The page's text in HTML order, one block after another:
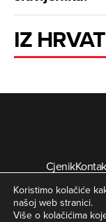
IZ
Cjenik
Arhiva digitalnih
Koristimo kolačiće
našoj web stranici.
Više o kolačićima